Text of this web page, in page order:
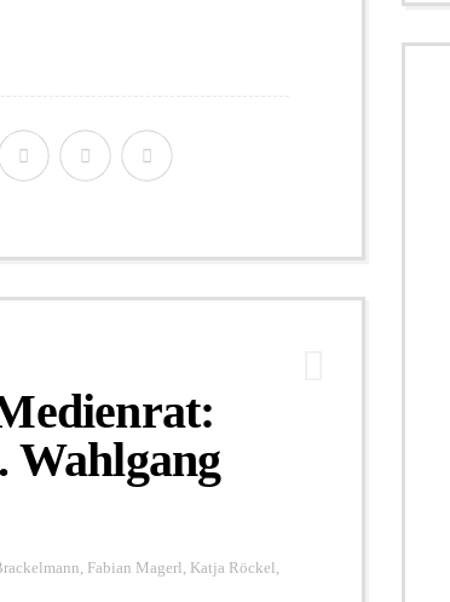
Wahlgang
Fabian Magerl Katja Röckel